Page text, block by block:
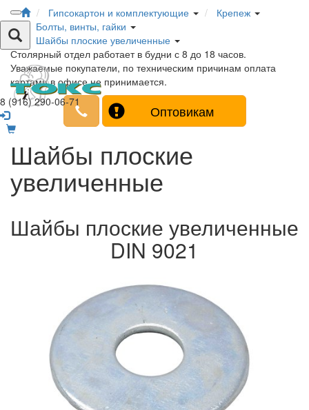
8 (916) 290-06-71
Гипсокартон и комплектующие
Крепеж
Болты, винты, гайки
Шайбы плоские увеличенные
Столярный отдел работает в будни с 8 до 18 часов.
Уважаемые покупатели, по техническим причинам оплата
картами в офисе не принимается.
Оптовикам
Шайбы плоские
увеличенные
Шайбы плоские увеличенные
DIN 9021